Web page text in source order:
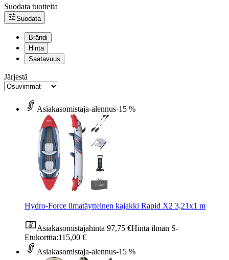
Suodata tuotteita
Suodata
Brändi
Hinta
Saatavuus
Järjestä
Asiakasomistaja-alennus-15 %
Hydro-Force ilmatäytteinen kajakki Rapid X2 3,21x1 m
Asiakasomistajahinta 97,75 €Hinta ilman S-
Etukorttia:115,00 €
Asiakasomistaja-alennus-15 %